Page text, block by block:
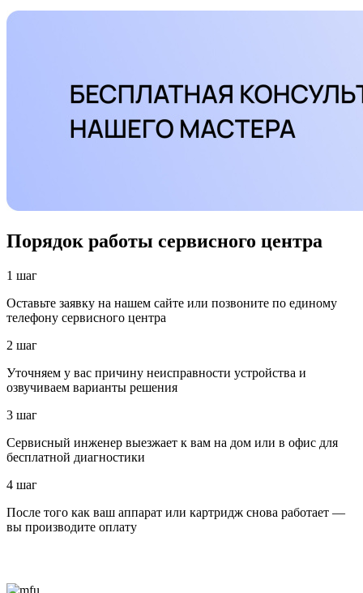
Порядок работы сервисного центра
1 шаг
Оставьте заявку на нашем сайте или позвоните по единому
телефону сервисного центра
2 шаг
Уточняем у вас причину неисправности устройства и
озвучиваем варианты решения
3 шаг
Сервисный инженер выезжает к вам на дом или в офис для
бесплатной диагностики
4 шаг
После того как ваш аппарат или картридж снова работает —
вы производите оплату